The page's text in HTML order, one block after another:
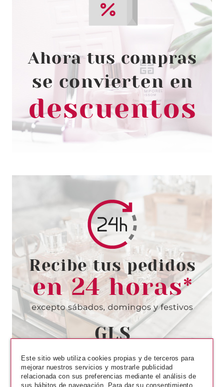
HERMES
HERMES TWILLY EDP 85 ML
VAPO + BODY LOCION 80ML +
MINI 7.5 ML SET REGALO
Pvr 158.00€
-30%
desde
109.99€
HERMES
HERMES EAU D´ORANGE
VERTE EDC 100 ML
Pvr 114.00€
-35%
desde
73.75€
Este sitio web utiliza cookies propias y de terceros para
mejorar nuestros servicios y mostrarle publicidad
relacionada con sus preferencias mediante el análisis de
sus hábitos de navegación. Para dar su consentimiento